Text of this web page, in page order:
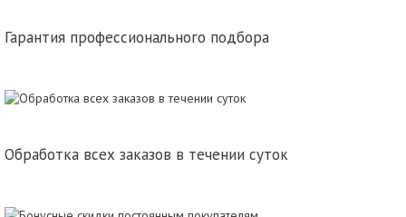
Гарантия профессионального подбора
Обработка всех заказов в течении суток